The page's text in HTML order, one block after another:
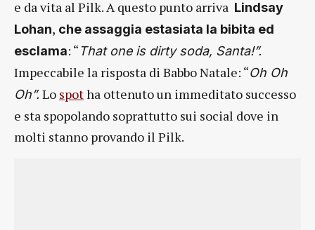
e da vita al Pilk. A questo punto arriva Lindsay
Lohan, che assaggia estasiata la bibita ed
esclama: “ That one is dirty soda, Santa!”.
Impeccabile la risposta di Babbo Natale: “Oh Oh
Oh”.Lo spotha ottenuto un immeditato successo
e sta spopolando soprattutto sui social dove in
molti stanno provando il Pilk.